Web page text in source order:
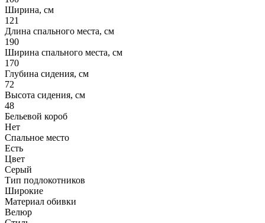
Ширина, см
121
Длина спального места, см
190
Ширина спального места, см
170
Глубина сидения, см
72
Высота сидения, см
48
Бельевой короб
Нет
Спальное место
Есть
Цвет
Серый
Тип подлокотников
Широкие
Материал обивки
Велюр